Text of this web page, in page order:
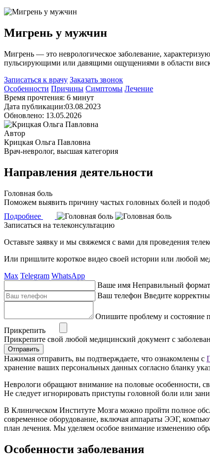
Мигрень у мужчин
Мигрень — это неврологическое заболевание,
пульсирующими или давящими ощущениями в области
Записаться к врачу Заказать звонок
Особенности Причины Симптомы Лечение
Время прочтения: 6 минут
Дата публикации:03.08.2023
Обновлено: 13.05.2026
Автор
Крицкая Ольга Павловна
Врач-невролог, высшая категория
Направления деятельности
Головная боль
Поможем выявить причину частых головных болей и
Подробнее
Записаться на телеконсультацию
Оставьте заявку и мы свяжемся с вами для проведения
Или пришлите короткое видео своей истории или любой
Max Telegram WhatsApp
Ваше имя Неправильный
Ваш телефон Введите
Опишите проблему и состояние
Прикрепить
Прикрепите свой любой медицинский документ с
Отправить
Нажимая отправить, вы подтверждаете, что ознакомлены с
хранение ваших персональных данных согласно бланку
Неврологи обращают внимание на половые особенности,
Не следует игнорировать приступы головной боли или
В Клиническом Институте Мозга можно пройти полное
современное оборудование, включая аппараты ЭЭГ,
план лечения. Мы уделяем особое внимание изменению
Особенности заболевания